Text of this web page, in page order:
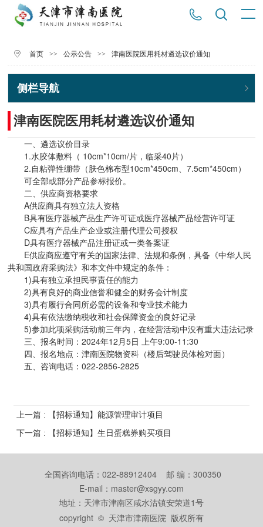
首页 >> 公示公告 >> 津南医院医用耗材遴选议价通知
侧栏导航
津南医院医用耗材遴选议价通知
一、遴选议价目录
1.水胶体敷料（ 10cm*10cm/片，临采40片）
2.自粘弹性绷带（肤色棉布型10cm*450cm、7.5cm*450cm）
可全部或部分产品参标报价。
二、供应商资格要求
A供应商具有独立法人资格
B具有医疗器械产品生产许可证或医疗器械产品经营许可证
C应具有产品生产企业或注册代理公司授权
D具有医疗器械产品注册证或一类备案证
E供应商应遵守有关的国家法律、法规和条例，具备《中华人民
共和国政府采购法》和本文件中规定的条件：
1)具有独立承担民事责任的能力
2)具有良好的商业信誉和健全的财务会计制度
3)具有履行合同所必需的设备和专业技术能力
4)具有依法缴纳税收和社会保障资金的良好记录
5)参加此项采购活动前三年内，在经营活动中没有重大违法记录
三、报名时间：2024年12月5日 上午9:00-11:30
四、报名地点：津南医院物资科（楼后驾驶员体检对面）
五、咨询电话：022-2856-2825
上一篇 : 【招标通知】能源管理审计项目
下一篇 : 【招标通知】生日蛋糕券购买项目
全国咨询电话：022-88912404 邮 编：300350
E-mail：master@xsgyy.com
地址：天津市津南区咸水沽镇安荣道1号
copyright © 天津市津南医院 版权所有